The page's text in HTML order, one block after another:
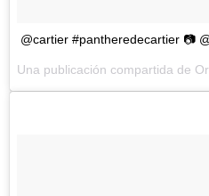
@cartier #pantheredecartier 📷